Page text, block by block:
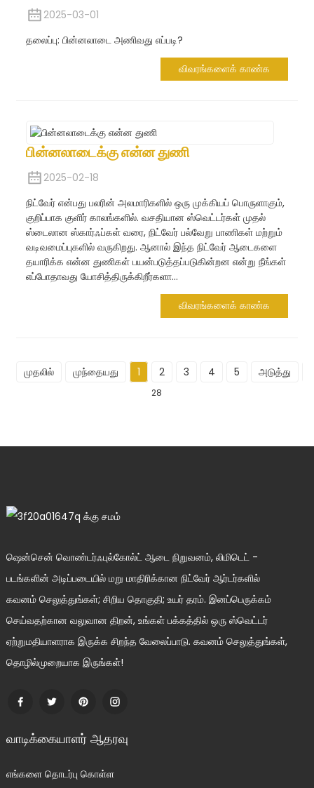
2025-03-01
தலைப்பு: பின்னலாடை அணிவது எப்படி?
விவரங்களைக் காண்க
பின்னலாடைக்கு என்ன துணி
2025-02-18
நிட்வேர் என்பது பலரின் அலமாரிகளில் ஒரு முக்கியப் பொருளாகும்,
குறிப்பாக குளிர் காலங்களில். வசதியான ஸ்வெட்டர்கள் முதல்
ஸ்டைலான ஸ்கார்ஃப்கள் வரை, நிட்வேர் பல்வேறு பாணிகள் மற்றும்
வடிவமைப்புகளில் வருகிறது. ஆனால் இந்த நிட்வேர் ஆடைகளை
தயாரிக்க என்ன துணிகள் பயன்படுத்தப்படுகின்றன என்று நீங்கள்
எப்போதாவது யோசித்திருக்கிறீர்களா...
விவரங்களைக் காண்க
முதலில் முந்தையது 1 2 3 4 5 அடுத்து
28
ஷென்சென் வொண்டர்ஃபுல்கோல்ட் ஆடை நிறுவனம், லிமிடெட் -
படங்களின் அடிப்படையில் மறு மாதிரிக்கான நிட்வேர் ஆர்டர்களில்
கவனம் செலுத்துங்கள்; சிறிய தொகுதி; உயர் தரம். இனப்பெருக்கம்
செய்வதற்கான வலுவான திறன், உங்கள் பக்கத்தில் ஒரு ஸ்வெட்டர்
ஏற்றுமதியாளராக இருக்க சிறந்த வேலைப்பாடு. கவனம் செலுத்துங்கள்,
தொழில்முறையாக இருங்கள்!
வாடிக்கையாளர் ஆதரவு
எங்களை தொடர்பு கொள்ள